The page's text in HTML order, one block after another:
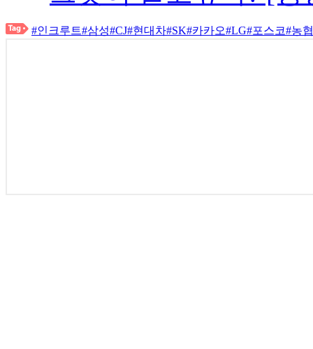
#인크루트#삼성#CJ#현대차#SK#카카오#LG#포스코#농협